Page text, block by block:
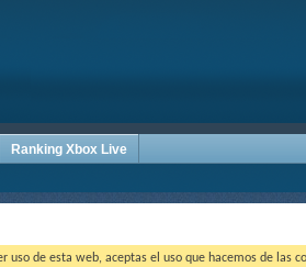
Ranking Xbox Live
de esta web, aceptas el uso que hacemos de las